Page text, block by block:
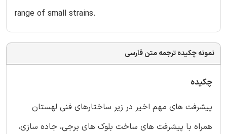
range of small strains.
نمونه چکیده ترجمه متن فارسی
چکیده
پیشرفت های مهم اخیر در زیر ساختارهای فنی لهستان
همراه با پیشرفت های ساخت بلوک های برجی، جاده سازی،